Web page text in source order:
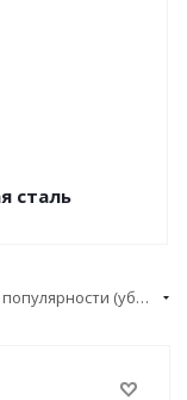
сталь
По популярности (убывание)